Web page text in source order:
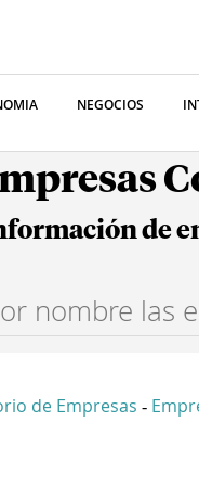
NEGOCIOS
de
de Empresas -